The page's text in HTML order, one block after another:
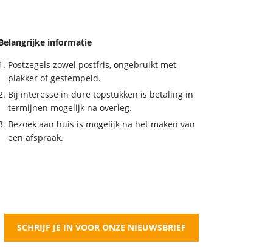
informatie
Postzegels zowel postfris, ongebruikt met
plakker of gestempeld.
Bij interesse in dure topstukken is betaling in
termijnen mogelijk na overleg.
Bezoek aan huis is mogelijk na het maken van
een afspraak.
SCHRIJF JE IN VOOR ONZE NIEUWSBRIEF